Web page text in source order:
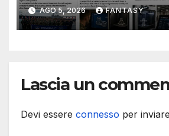
Essex e Schofield
AGO 5, 2026 FANTASY
Lascia un
Devi essere connesso per